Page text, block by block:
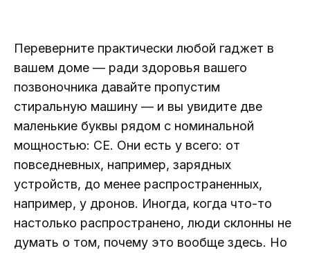
Переверните практически любой гаджет в
вашем доме — ради здоровья вашего
позвоночника давайте пропустим
стиральную машину — и вы увидите две
маленькие буквы рядом с номинальной
мощностью: CE. Они есть у всего: от
повседневных, например, зарядных
устройств, до менее распространенных,
например, у дронов. Иногда, когда что-то
настолько распространено, люди склонны не
думать о том, почему это вообще здесь. Но